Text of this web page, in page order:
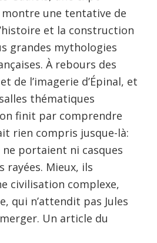
une tentative de
et la construction
grandes mythologies
À ­rebours des
de l’ima­gerie d’Épinal, et
thématiques
finit par comprendre
rien ­compris jusque-là:
ne portaient ni casques
rayées. Mieux, ils
civi­lisation complexe,
qui n’attendit pas Jules
Un article du